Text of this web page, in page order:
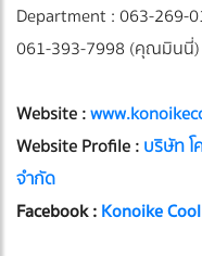
Department : 063-269-
061-393-7998 (คุณมินนี่)
Website :
Website Profile :บริษัท โ
จำกัด
Facebook :Konoike